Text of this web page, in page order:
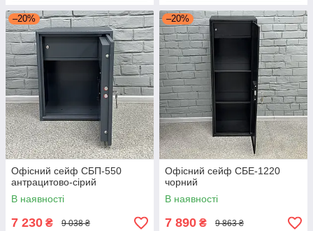
–20%
Офісний сейф CБП-550
антрацитово-сірий
В наявності
7 230 ₴ 9 038 ₴
–20%
Офісний сейф СБЕ-1220
чорний
В наявності
7 890 ₴ 9 863 ₴